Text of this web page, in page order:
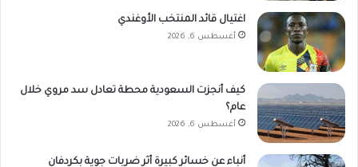
اغتيال قائد المنتخب الأوغندي
أغسطس 6, 2026
كيف أنجزت السعودية محطة تعادل سد مروي خلال
عام؟
أغسطس 6, 2026
أنباء عن خسائر كبيرة أثر ضربات جوية بكردفان